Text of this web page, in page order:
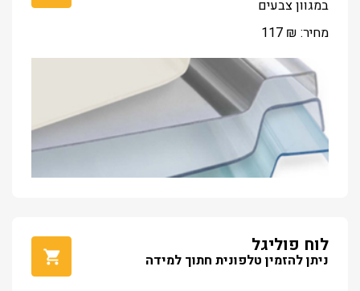
במגוון צבעים
מחיר:
117 ₪
לוח פוליגל
ניתן להזמין טלפונית חתוך למידה